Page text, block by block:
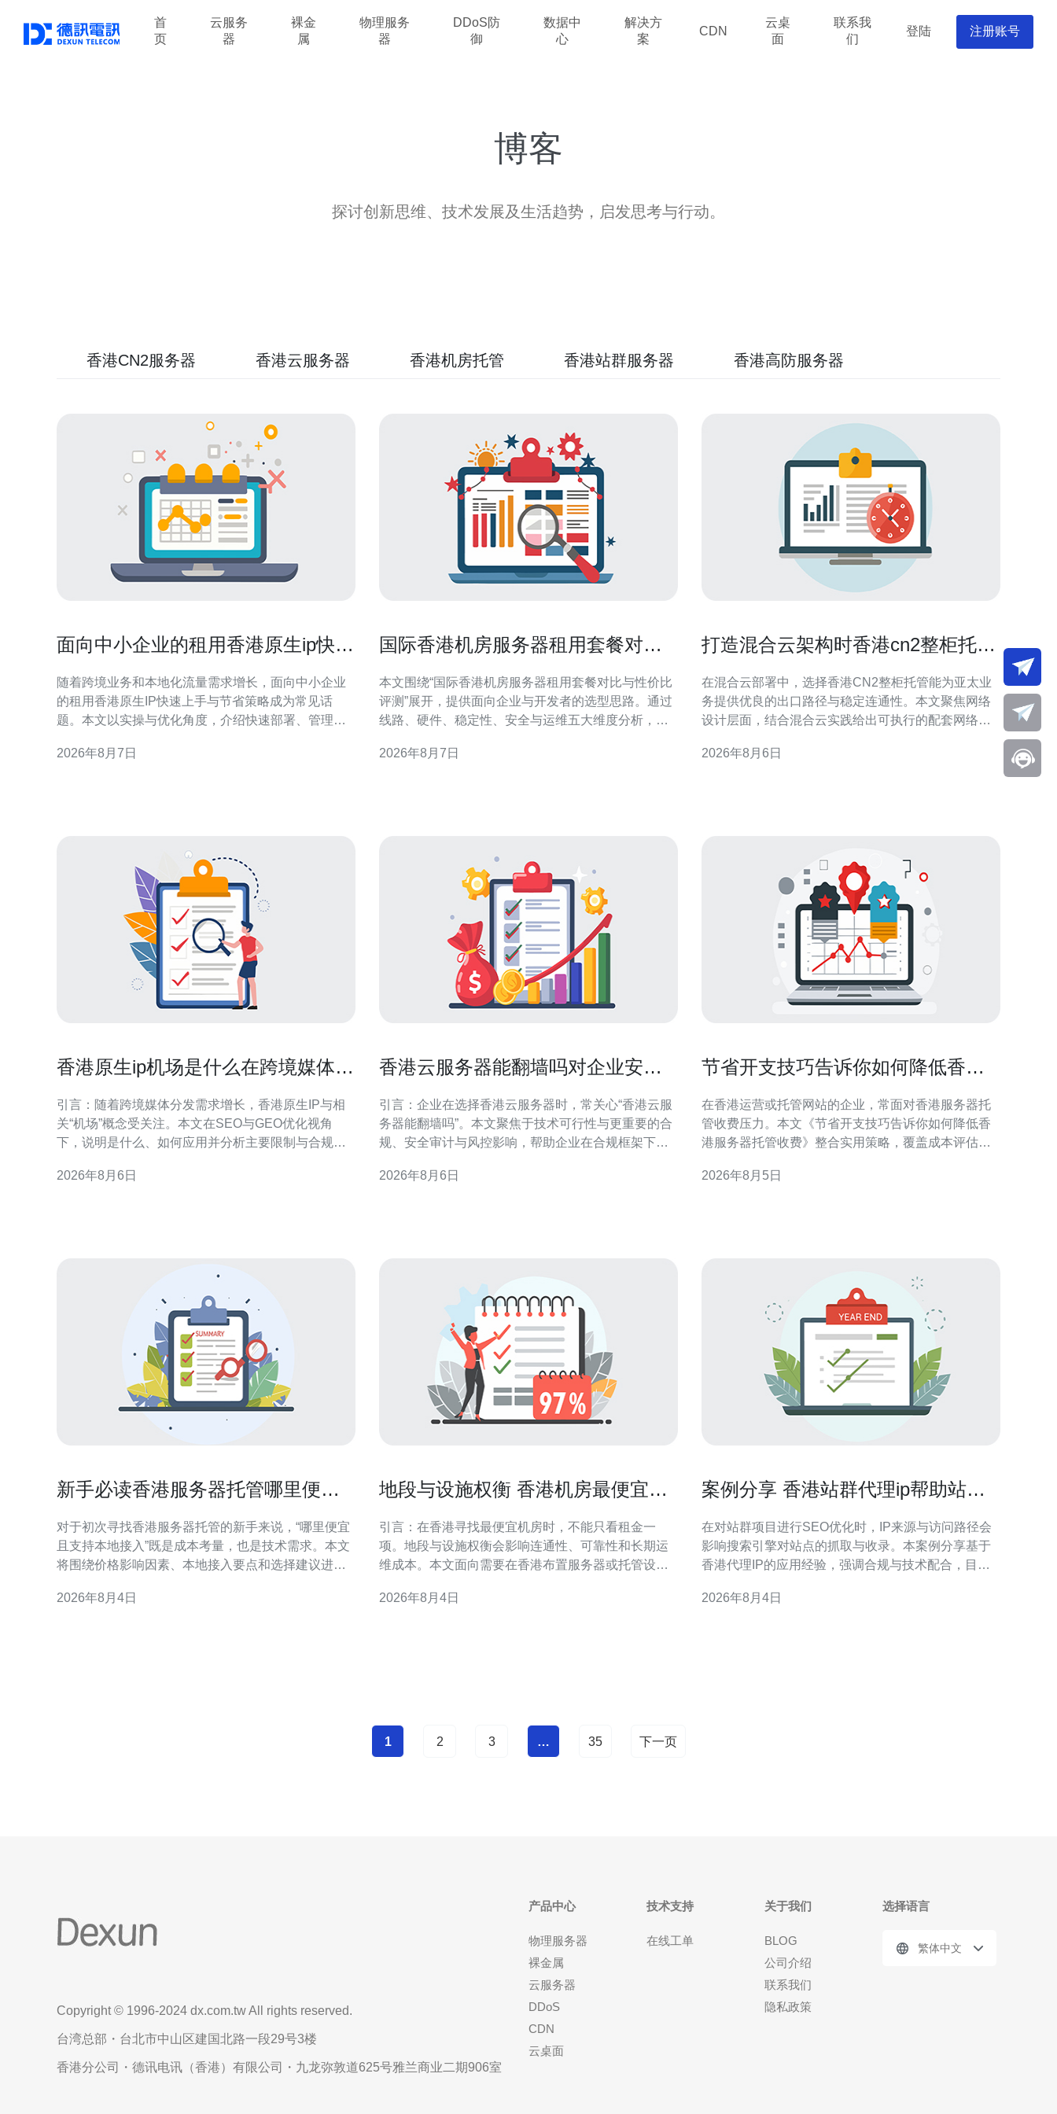
首
页
云服务
器
裸金
属
物理服务
器
DDoS防
御
数据中
心
解决方
案
CDN
云桌
面
联系我
们
登陆 注册账号
博客
探讨创新思维、技术发展及生活趋势，启发思考与行动。
香港CN2服务器 香港云服务器 香港机房托管 香港站群服务器 香港高防服务器
面向中小企业的租用香港原生ip快速
随着跨境业务和本地化流量需求增长，面向中小企业
的租用香港原生IP快速上手与节省策略成为常见话
题。本文以实操与优化角度，介绍快速部署、管理与
的香港网络出口与地理定位效果。 为什么中小企业需
2026年8月7日
国际香港机房服务器租用套餐对比
本文围绕“国际香港机房服务器租用套餐对比与性价比
评测”展开，提供面向企业与开发者的选型思路。通过
线路、硬件、稳定性、安全与运维五大维度分析，帮
GEO优化决策。 香港机房服务器租用的核心优势 香港
2026年8月7日
打造混合云架构时香港cn2整柜托管
在混合云部署中，选择香港CN2整柜托管能为亚太业
务提供优良的出口路径与稳定连通性。本文聚焦网络
设计层面，结合混合云实践给出可执行的配套网络方
有云与公有云互通，网络成为决定性能与可靠性的核
2026年8月6日
香港原生ip机场是什么在跨境媒体分
引言：随着跨境媒体分发需求增长，香港原生IP与相
关“机场”概念受关注。本文在SEO与GEO优化视角
下，说明是什么、如何应用并分析主要限制与合规考
IP与“IP机场”概念 “香港原生IP”指由香港本地运营商或
2026年8月6日
香港云服务器能翻墙吗对企业安全
引言：企业在选择香港云服务器时，常关心“香港云服
务器能翻墙吗”。本文聚焦于技术可行性与更重要的合
规、安全审计与风控影响，帮助企业在合规框架下评
访问能力 技术上，香港云服务器位于国际化网络出
2026年8月6日
节省开支技巧告诉你如何降低香港
在香港运营或托管网站的企业，常面对香港服务器托
管收费压力。本文《节省开支技巧告诉你如何降低香
港服务器托管收费》整合实用策略，覆盖成本评估、
在不牺牲稳定性与合规性的前提下，帮助企业有效降
2026年8月5日
新手必读香港服务器托管哪里便宜
对于初次寻找香港服务器托管的新手来说，“哪里便宜
且支持本地接入”既是成本考量，也是技术需求。本文
将围绕价格影响因素、本地接入要点和选择建议进行
访问体验。 香港服务器托管价格影响因素 价格并非唯
2026年8月4日
地段与设施权衡 香港机房最便宜的
引言：在香港寻找最便宜机房时，不能只看租金一
项。地段与设施权衡会影响连通性、可靠性和长期运
维成本。本文面向需要在香港布置服务器或托管设备
于SEO与地理相关搜索快速定位核心问题。 地段优先
2026年8月4日
案例分享 香港站群代理ip帮助站群
在对站群项目进行SEO优化时，IP来源与访问路径会
影响搜索引擎对站点的抓取与收录。本案例分享基于
香港代理IP的应用经验，强调合规与技术配合，目的
与挑战 某站群项目面临收录缓慢与地域分布偏差问
2026年8月4日
1 2 3 … 35 下一页
Copyright © 1996-2024 dx.com.tw All rights reserved.
台湾总部・台北市中山区建国北路一段29号3楼
香港分公司・德讯电讯（香港）有限公司・九龙弥敦道625号雅兰商业二期906室
产品中心
物理服务器
裸金属
云服务器
DDoS
CDN
云桌面
技术支持
在线工单
关于我们
BLOG
公司介绍
联系我们
隐私政策
选择语言
繁体中文